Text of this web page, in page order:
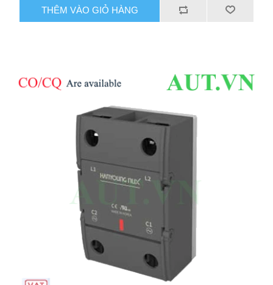
THÊM VÀO GIỎ HÀNG